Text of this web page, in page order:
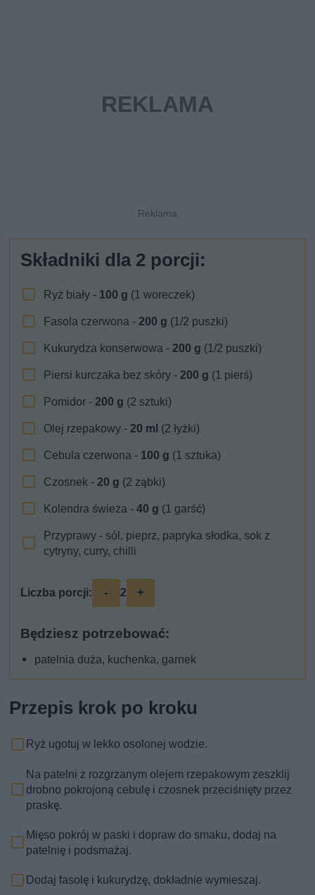
Składniki dla 2 porcji:
Ryż biały - 100 g (1 woreczek)
Fasola czerwona -200 g (1/2 puszki)
Kukurydza konserwowa -200 g (1/2 puszki)
Piersi kurczaka bez skóry -200 g (1 pierś)
Pomidor -200 g (2 sztuki)
Olej rzepakowy -20 ml (2 łyżki)
Cebula czerwona - 100 g (1 sztuka)
Czosnek -20 g (2 ząbki)
Kolendra świeża -40 g (1 garść)
Przyprawy - sól, pieprz, papryka słodka, sok z
cytryny, curry, chilli
Liczba porcji: - 2 +
Będziesz potrzebować:
patelnia duża, kuchenka, garnek
Przepis krok po kroku
Ryż ugotuj w lekko osolonej wodzie.
Na patelni z rozgrzanym olejem rzepakowym zeszklij
drobno pokrojoną cebulę i czosnek przeciśnięty przez
praskę.
Mięso pokrój w paski i dopraw do smaku, dodaj na
patelnię i podsmażaj.
Dodaj fasolę i kukurydzę, dokładnie wymieszaj.